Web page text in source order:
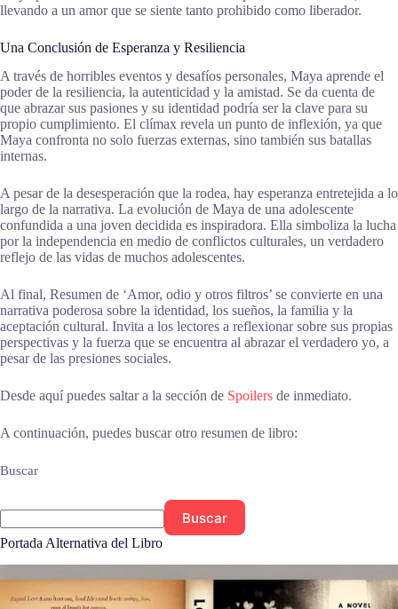
llevando a un amor que se siente tanto prohibido como liberador.
Una Conclusión de Esperanza y Resiliencia
A través de horribles eventos y desafíos personales, Maya aprende el
poder de la resiliencia, la autenticidad y la amistad. Se da cuenta de
que abrazar sus pasiones y su identidad podría ser la clave para su
propio cumplimiento. El clímax revela un punto de inflexión, ya que
Maya confronta no solo fuerzas externas, sino también sus batallas
internas.
A pesar de la desesperación que la rodea, hay esperanza entretejida a lo
largo de la narrativa. La evolución de Maya de una adolescente
confundida a una joven decidida es inspiradora. Ella simboliza la lucha
por la independencia en medio de conflictos culturales, un verdadero
reflejo de las vidas de muchos adolescentes.
Al final, Resumen de ‘Amor, odio y otros filtros’ se convierte en una
narrativa poderosa sobre la identidad, los sueños, la familia y la
aceptación cultural. Invita a los lectores a reflexionar sobre sus propias
perspectivas y la fuerza que se encuentra al abrazar el verdadero yo, a
pesar de las presiones sociales.
Desde aquí puedes saltar a la sección de Spoilers de inmediato.
A continuación, puedes buscar otro resumen de libro:
Buscar
Buscar
Portada Alternativa del Libro